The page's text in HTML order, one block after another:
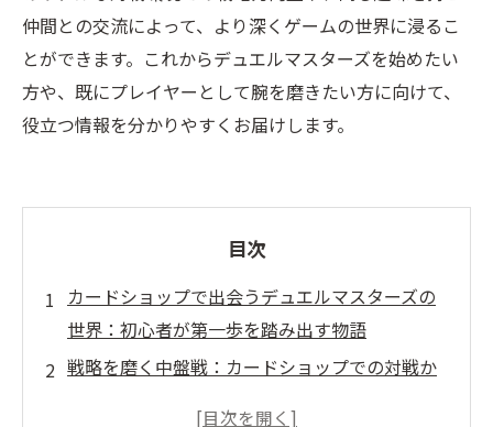
仲間との交流によって、より深くゲームの世界に浸るこ
とができます。これからデュエルマスターズを始めたい
方や、既にプレイヤーとして腕を磨きたい方に向けて、
役立つ情報を分かりやすくお届けします。
目次
カードショップで出会うデュエルマスターズの
世界：初心者が第一歩を踏み出す物語
戦略を磨く中盤戦：カードショップでの対戦か